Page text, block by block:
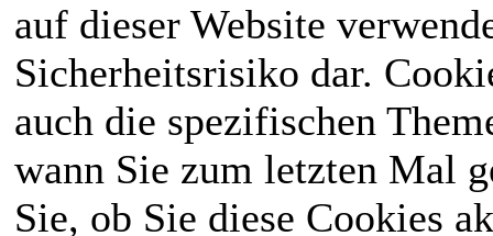
auf dieser Website
Sicherheitsrisiko dar.
auch die spezifischen
wann Sie zum letzten Mal
Sie, ob Sie diese Cookies